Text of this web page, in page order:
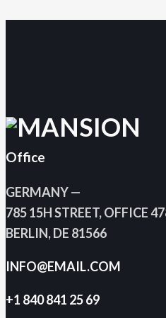
Office
GERMANY —
785 15H STREET, OFFICE
BERLIN, DE 81566
INFO@EMAIL.COM
+1 840 841 25 69